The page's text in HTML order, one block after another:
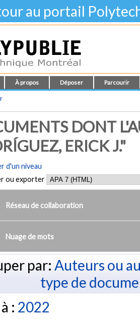
au portail
À propos Déposer Parcourir
DONT
ERICK J."
d'un niveau
ou exporter
Réseau de collaboration
Nuage de mots
par: Auteurs ou
type de
: 2022